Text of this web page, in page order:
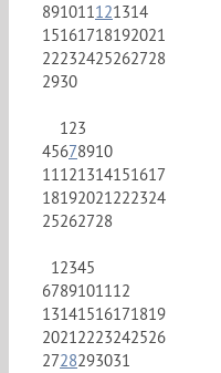
891011121314
15161718192021
22232425262728
2930
123
45678910
11121314151617
18192021222324
25262728
12345
6789101112
13141516171819
20212223242526
2728293031